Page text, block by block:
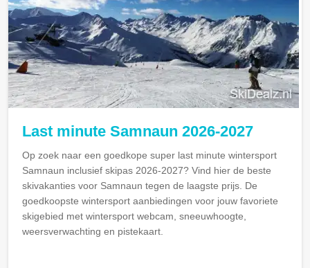
Last minute Samnaun 2026-2027
Op zoek naar een goedkope super last minute wintersport
Samnaun inclusief skipas 2026-2027? Vind hier de beste
skivakanties voor Samnaun tegen de laagste prijs. De
goedkoopste wintersport aanbiedingen voor jouw favoriete
skigebied met wintersport webcam, sneeuwhoogte,
weersverwachting en pistekaart.